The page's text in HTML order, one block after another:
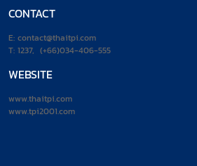
CONTACT
E: contact@thaitpi.com
T: 1237, (+66)034-406-555
WEBSITE
www.thaitpi.com
www.tpi2001.com